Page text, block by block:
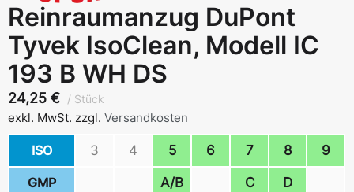
Reinraumanzug DuPont
Tyvek IsoClean, Modell IC
193 B WH DS
24,25 € Stück
exkl. MwSt. zzgl. Versandkosten
ISO 3 4 5 6 7 8 9
GMP A/B C D